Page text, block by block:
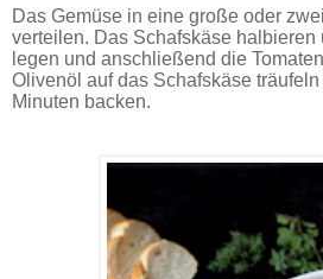
Das Gemüse in eine große oder
verteilen. Das Schafskäse halbieren
legen und anschließend die
Olivenöl auf das Schafskäse
Minuten backen.